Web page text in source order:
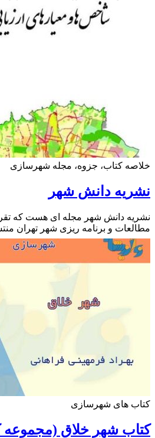
کتاب، جزوه، مجله شهرسازی
دانش شهر
دانش شهر مجله ای هست که تقریباً
و برنامه ریزی شهر تهران
های شهرسازی
شهر خلاق (مجموعه کتاب